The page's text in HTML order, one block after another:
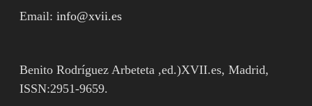
Email:info@xvii.es
Benito Rodríguez Arbeteta ,ed.)XVII.es, Madrid,
ISSN:2951-9659.